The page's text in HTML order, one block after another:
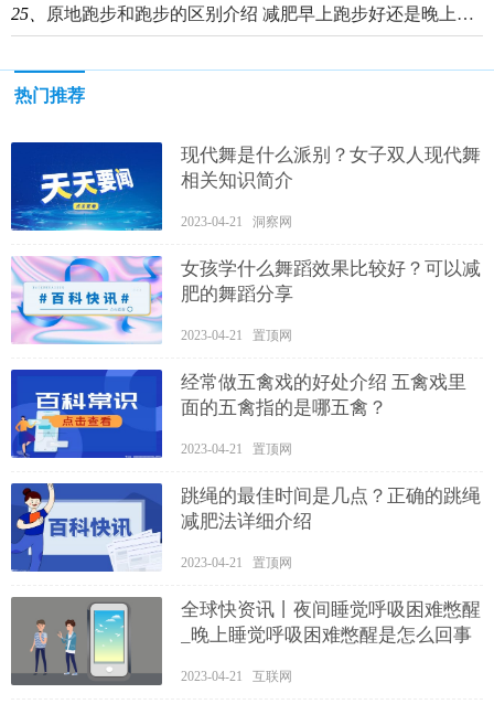
25、 原地跑步和跑步的区别介绍 减肥早上跑步好还是晚上跑步好？
热门推荐
现代舞是什么派别？女子双人现代舞
相关知识简介
2023-04-21 洞察网
女孩学什么舞蹈效果比较好？可以减
肥的舞蹈分享
2023-04-21 置顶网
经常做五禽戏的好处介绍 五禽戏里
面的五禽指的是哪五禽？
2023-04-21 置顶网
跳绳的最佳时间是几点？正确的跳绳
减肥法详细介绍
2023-04-21 置顶网
全球快资讯丨夜间睡觉呼吸困难憋醒
_晚上睡觉呼吸困难憋醒是怎么回事
2023-04-21 互联网